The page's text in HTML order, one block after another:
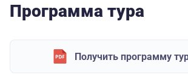
Программа тура
Получить программу